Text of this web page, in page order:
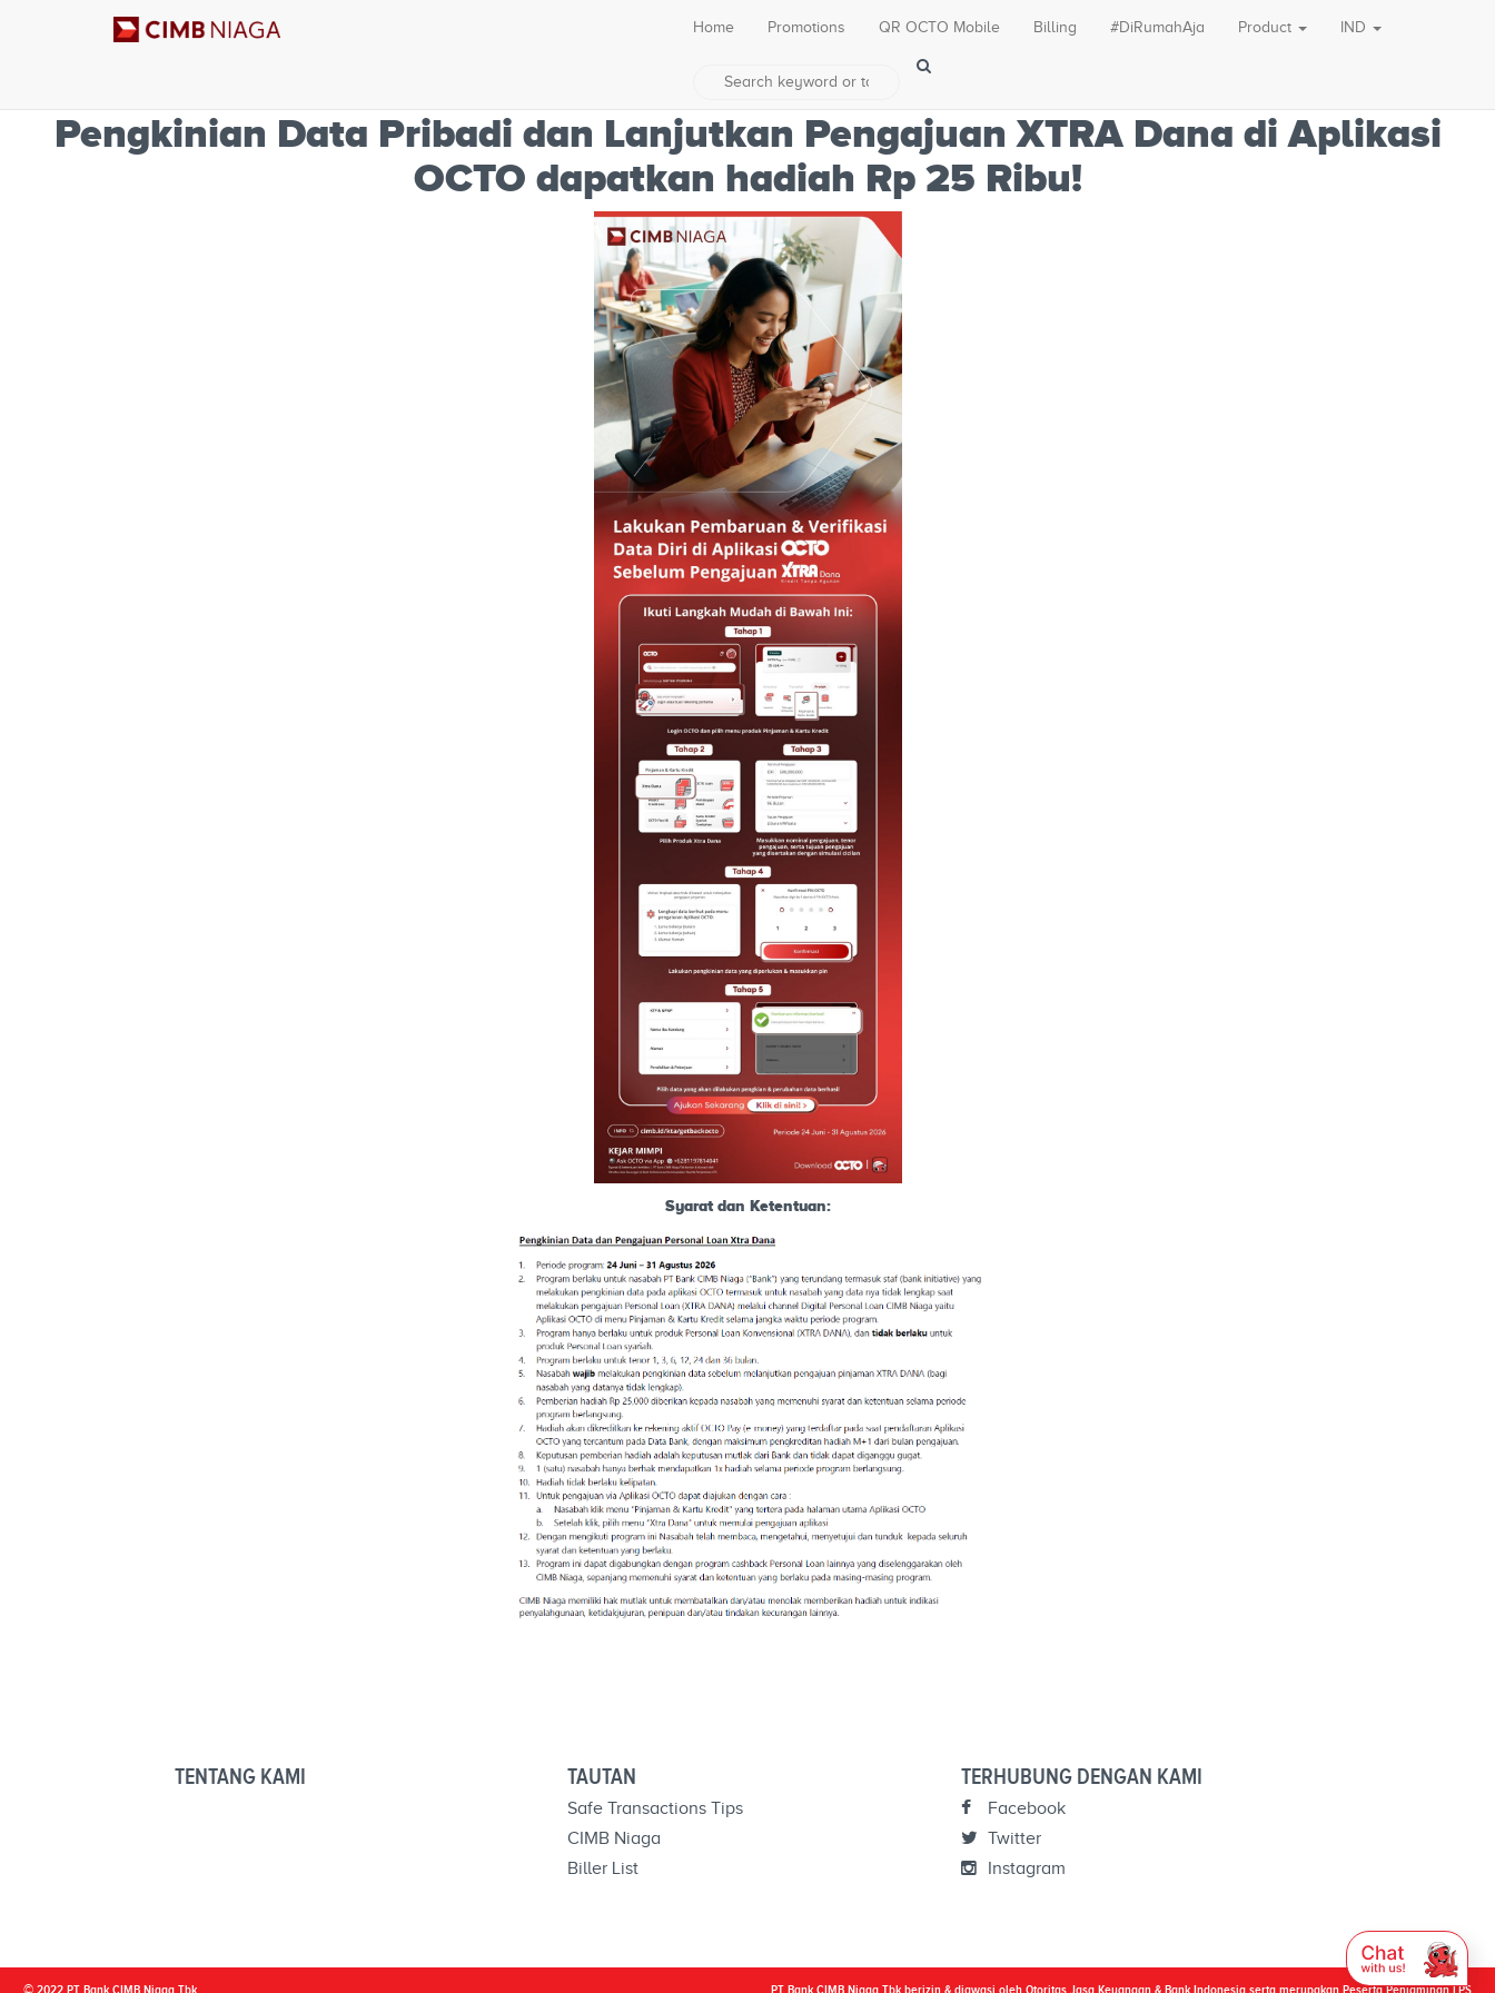
Home Promotions QR OCTO Mobile Billing #DiRumahAja Product IND
Pengkinian Data Pribadi dan Lanjutkan Pengajuan XTRA Dana di Aplikasi
OCTO dapatkan hadiah Rp 25 Ribu!
Syarat dan Ketentuan:
TENTANG KAMI TAUTAN
Safe Transactions Tips
CIMB Niaga
Biller List
TERHUBUNG DENGAN KAMI
Facebook
Twitter
Instagram
© 2022 PT Bank CIMB Niaga Tbk. PT Bank CIMB Niaga Tbk berizin & diawasi oleh Otoritas Jasa Keuangan & Bank Indonesia serta merupakan Peserta Penjaminan LPS